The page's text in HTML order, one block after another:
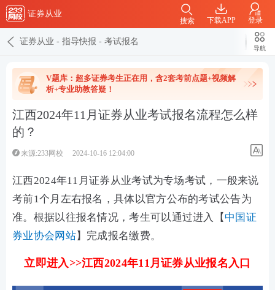
证券从业
下载APP 登录
搜索
证券从业 - 指导快报 - 考试报名
导航
V题库：超多证券考生正在用，含2套考前点题+视频解
析+专业助教答疑！
江西2024年11月证券从业考试报名流程怎么样
的？
来源:233网校 2024-10-16 12:04:00
江西2024年11月证券从业考试为专场考试，一般来说
考前1个月左右报名，具体以官方公布的考试公告为
准。根据以往报名情况，考生可以通过进入【 中国证
券业协会网站】完成报名缴费。
立即进入>>江西2024年11月证券从业报名入口